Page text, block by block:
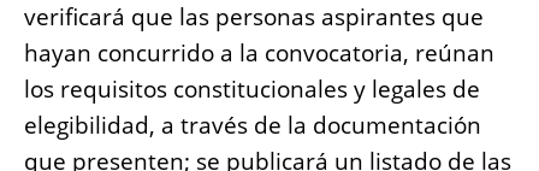
verificará que las personas aspirantes que
hayan concurrido a la convocatoria, reúnan
los requisitos constitucionales y legales de
elegibilidad, a través de la documentación
que presenten; se publicará un listado de las